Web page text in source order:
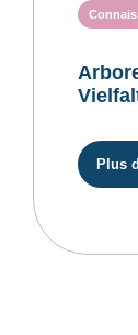
Plus